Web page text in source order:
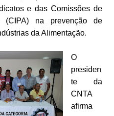
e das Comissões de
(CIPA) na prevenção de
da Alimentação.
O
presiden
te da
CNTA
afirma